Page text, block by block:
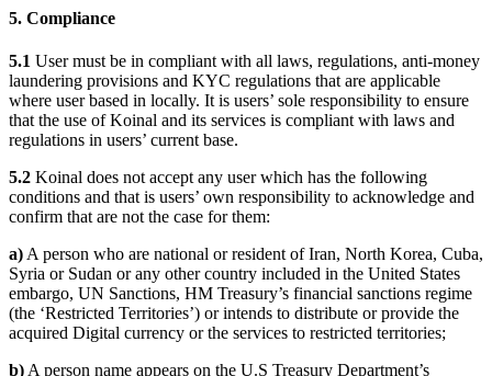
5. Compliance
5.1 User must be in compliant with all laws, regulations, anti-money
laundering provisions and KYC regulations that are applicable
where user based in locally. It is users’ sole responsibility to ensure
that the use of Koinal and its services is compliant with laws and
regulations in users’ current base.
5.2 Koinal does not accept any user which has the following
conditions and that is users’ own responsibility to acknowledge and
confirm that are not the case for them:
a) A person who are national or resident of Iran, North Korea, Cuba,
Syria or Sudan or any other country included in the United States
embargo, UN Sanctions, HM Treasury’s financial sanctions regime
(the ‘Restricted Territories’) or intends to distribute or provide the
acquired Digital currency or the services to restricted territories;
b) A person name appears on the U.S Treasury Department’s